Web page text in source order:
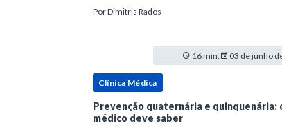
específica de disbiose do trato digestivo. P
PorDimitris Rados
16 min. 03 de junho
Clínica Médica
Prevenção quaternária e quinquenária:
médico deve saber